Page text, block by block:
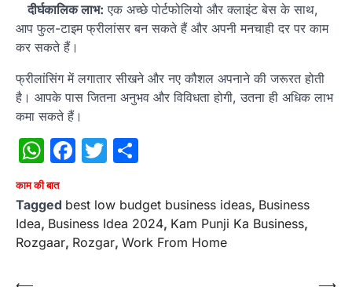
दीर्घकालिक लाभ: एक अच्छे पोर्टफोलियो और क्लाइंट बेस के साथ,
आप फुल-टाइम फ्रीलांसर बन सकते हैं और अपनी मनचाही दर पर काम
कर सकते हैं।
फ्रीलांसिंग में लगातार सीखने और नए कौशल अपनाने की जरूरत होती
है। आपके पास जितना अनुभव और विविधता होगी, उतना ही अधिक लाभ
कमा सकते हैं।
WhatsApp
Facebook
Twitter
काम की बात
Tagged best low budget business ideas, Business
Idea, Business Idea 2024, Kam Punji Ka Business,
Rozgaar, Rozgar, Work From Home